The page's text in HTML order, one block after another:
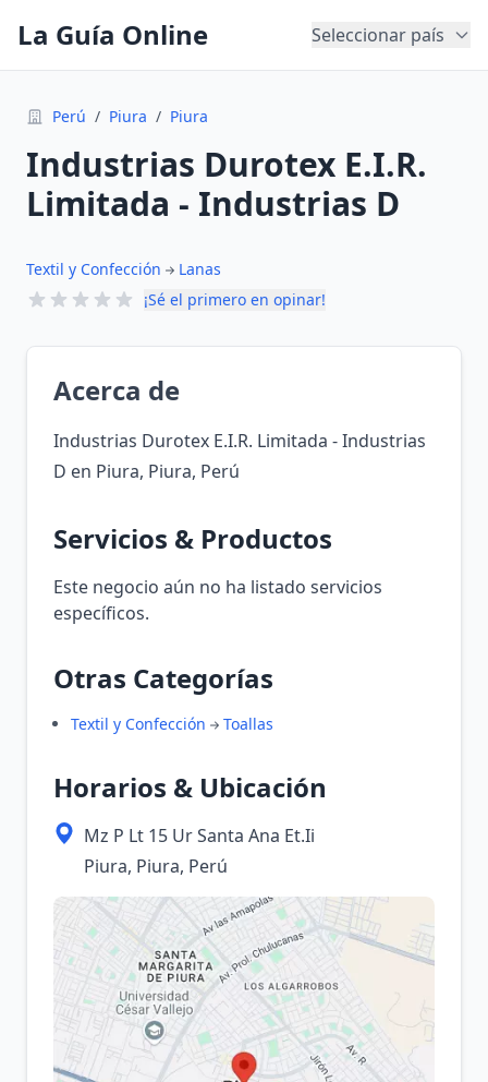
La Guía Online Seleccionar país
Perú / Piura / Piura
Industrias Durotex E.I.R.
Limitada - Industrias D
Textil y Confección
Lanas
¡Sé el primero en opinar!
Acerca de
Industrias Durotex E.I.R. Limitada - Industrias
D en Piura, Piura, Perú
Servicios & Productos
Este negocio aún no ha listado servicios
específicos.
Otras Categorías
Textil y Confección Toallas
Horarios & Ubicación
Mz P Lt 15 Ur Santa Ana Et.Ii
Piura, Piura, Perú